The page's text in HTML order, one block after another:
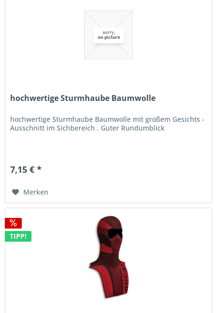
hochwertige Sturmhaube Baumwolle
hochwertige Sturmhaube Baumwolle mit großem Gesichts -
Ausschnitt im Sichbereich . Guter Rundumblick
7,15 € *
Merken
TIPP!